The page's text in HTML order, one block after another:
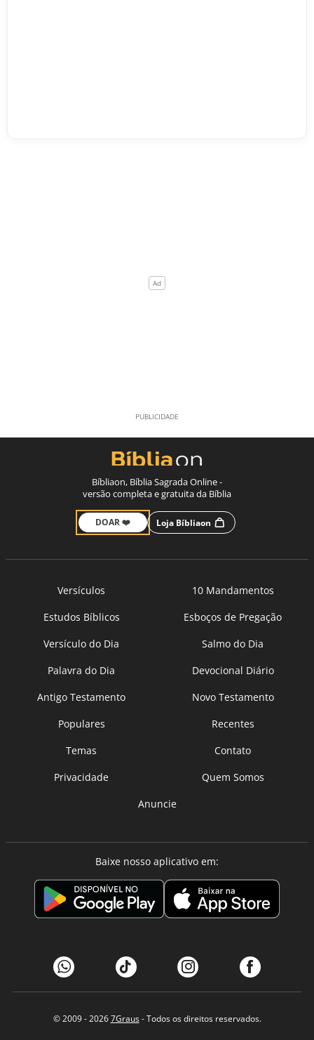
Bíbliaon, Bíblia Sagrada Online -
versão completa e gratuita da Bíblia
DOAR ❤️ Loja Bíbliaon
Versículos
10 Mandamentos
Estudos Bíblicos
Esboços de Pregação
Versículo do Dia
Salmo do Dia
Palavra do Dia
Devocional Diário
Antigo Testamento
Novo Testamento
Populares
Recentes
Temas
Contato
Privacidade
Quem Somos
Anuncie
Baixe nosso aplicativo em:
© 2009 - 20267Graus- Todos os direitos reservados.